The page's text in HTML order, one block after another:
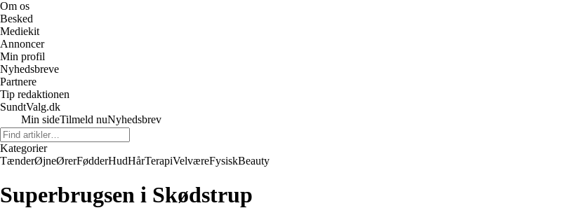
Om os
Besked
Mediekit
Annoncer
Min profil
Nyhedsbreve
Partnere
Tip redaktionen
SundtValg.dk
Min sideTilmeld nuNyhedsbrev
Kategorier
TænderØjneØrerFødderHudHårTerapiVelværeFysiskBeauty
Superbrugsen i Skødstrup